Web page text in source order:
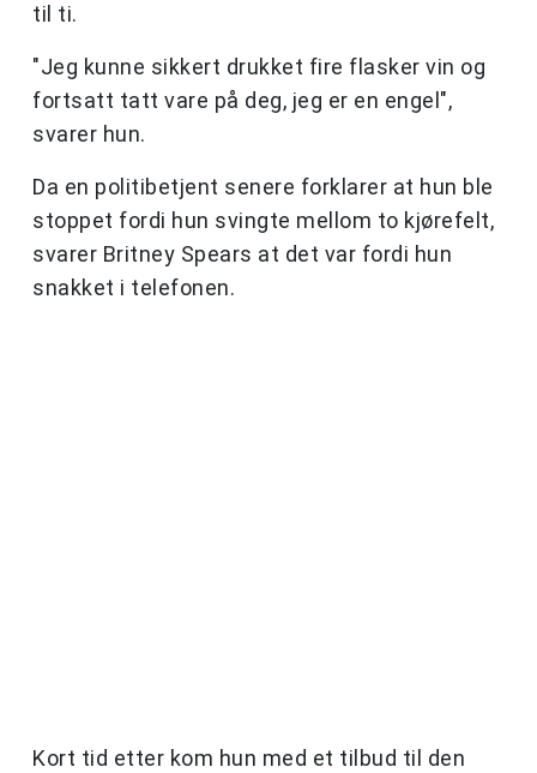
til ti.
"Jeg kunne sikkert drukket fire flasker vin og
fortsatt tatt vare på deg, jeg er en engel",
svarer hun.
Da en politibetjent senere forklarer at hun ble
stoppet fordi hun svingte mellom to kjørefelt,
svarer Britney Spears at det var fordi hun
snakket i telefonen.
Kort tid etter kom hun med et tilbud til den